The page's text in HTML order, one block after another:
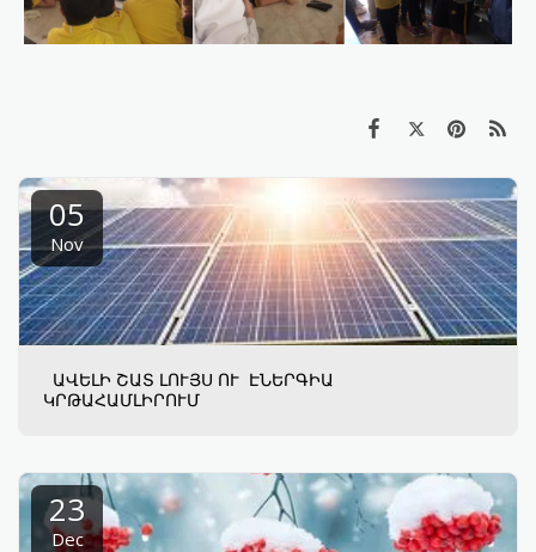
05
Nov
ԱՎԵԼԻ ՇԱՏ ԼՈՒՅՍ ՈՒ ԷՆԵՐԳԻԱ
ԿՐԹԱՀԱՄԼԻՐՈՒՄ
23
Dec